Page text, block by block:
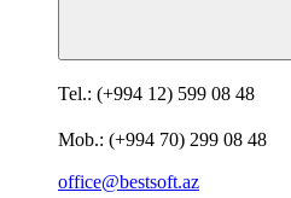
Tel.: (+994 12) 599 08 48
Mob.: (+994 70) 299 08 48
office@bestsoft.az